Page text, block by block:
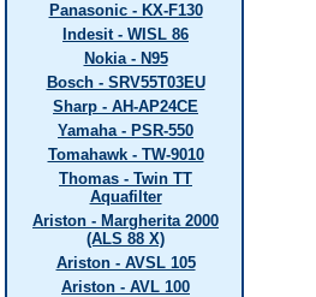
Panasonic - KX-F130
Indesit - WISL 86
Nokia - N95
Bosch - SRV55T03EU
Sharp - AH-AP24CE
Yamaha - PSR-550
Tomahawk - TW-9010
Thomas - Twin TT
Aquafilter
Ariston - Margherita 2000
(ALS 88 X)
Ariston - AVSL 105
Ariston - AVL 100